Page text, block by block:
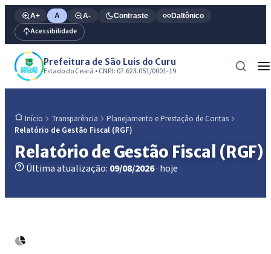
A+ A A- Contraste Daltônico
Acessibilidade
Prefeitura de São Luis do Curu
Estado do Ceará • CNPJ: 07.623.051/0001-19
Início Transparência
Planejamento e Prestação de Contas
Relatório de Gestão Fiscal (RGF)
Relatório de Gestão Fiscal (RGF)
Última atualização: 09/08/2026· hoje